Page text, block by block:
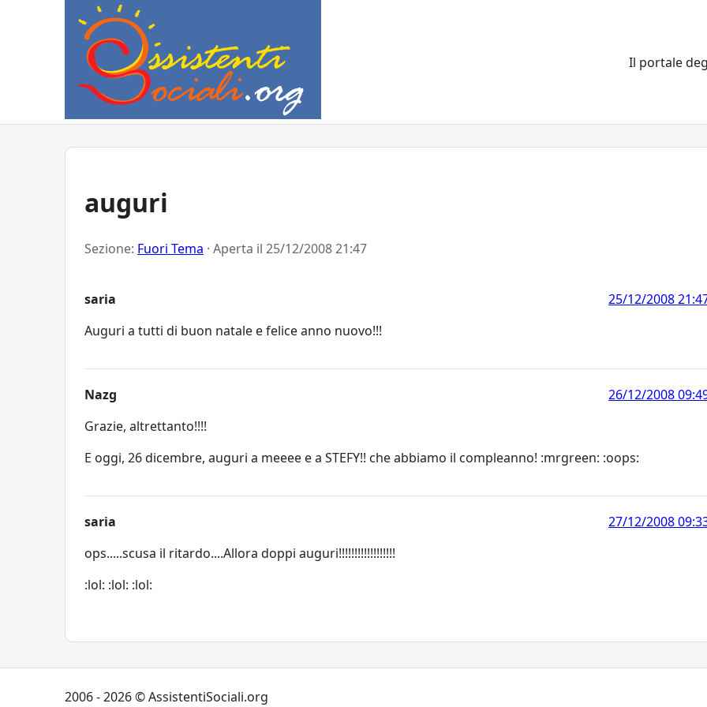
Il portale
auguri
Sezione: Fuori Tema · Aperta il 25/12/2008 21:47
saria
25/12/2008
Auguri a tutti di buon natale e felice anno nuovo!!!
Nazg
26/12/2008
Grazie, altrettanto!!!!
E oggi, 26 dicembre, auguri a meeee e a STEFY!! che abbiamo il compleanno! :mrgreen: :oops:
saria
27/12/2008
ops.....scusa il ritardo....Allora doppi auguri!!!!!!!!!!!!!!!!!!
:lol: :lol: :lol:
2006 - 2026 © AssistentiSociali.org